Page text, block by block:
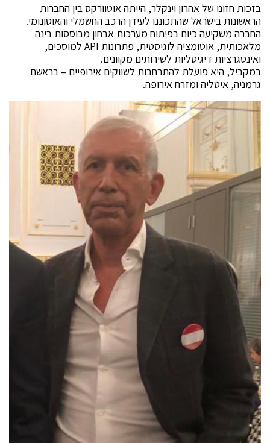
בזכות חזונו של אהרון וינקלר, הייתה אוטוורקס בין החברות
הראשונות בישראל שהתכוננו לעידן הרכב החשמלי והאוטונומי.
החברה משקיעה כיום בפיתוח מערכות אבחון מבוססות בינה
מלאכותית, אוטומציה לוגיסטית, פתרונות API למוסכים,
ואינטגרציות דיגיטליות לשירותים מקוונים.
במקביל, היא פועלת להתרחבות לשווקים אירופיים – בראשם
גרמניה, איטליה ומזרח אירופה.